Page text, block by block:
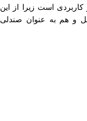
است زیرا از این
و هم به عنوان صندلی